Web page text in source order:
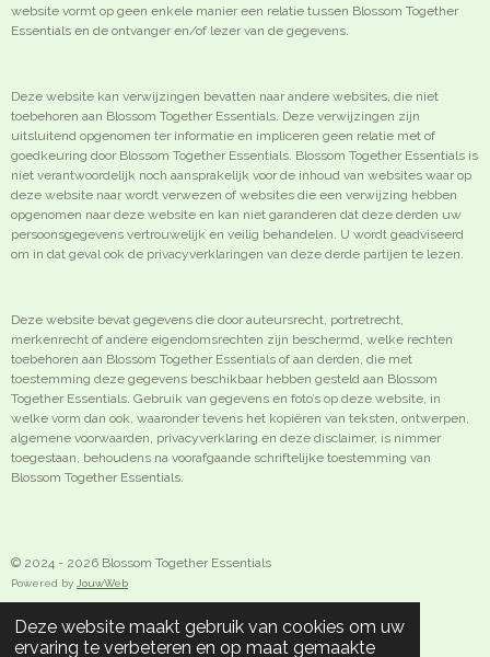
Deze website maakt gebruik van cookies om uw
ervaring te verbeteren en op maat gemaakte
website vormt op geen enkele manier een relatie tussen Blossom Together
Essentials en de ontvanger en/of lezer van de gegevens.
Deze website kan verwijzingen bevatten naar andere websites, die niet
toebehoren aan Blossom Together Essentials. Deze verwijzingen zijn
uitsluitend opgenomen ter informatie en impliceren geen relatie met of
goedkeuring door Blossom Together Essentials. Blossom Together Essentials is
niet verantwoordelijk noch aansprakelijk voor de inhoud van websites waar op
deze website naar wordt verwezen of websites die een verwijzing hebben
opgenomen naar deze website en kan niet garanderen dat deze derden uw
persoonsgegevens vertrouwelijk en veilig behandelen. U wordt geadviseerd
om in dat geval ook de privacyverklaringen van deze derde partijen te lezen.
Deze website bevat gegevens die door auteursrecht, portretrecht,
merkenrecht of andere eigendomsrechten zijn beschermd, welke rechten
toebehoren aan Blossom Together Essentials of aan derden, die met
toestemming deze gegevens beschikbaar hebben gesteld aan Blossom
Together Essentials. Gebruik van gegevens en foto’s op deze website, in
welke vorm dan ook, waaronder tevens het kopiëren van teksten, ontwerpen,
algemene voorwaarden, privacyverklaring en deze disclaimer, is nimmer
toegestaan, behoudens na voorafgaande schriftelijke toestemming van
Blossom Together Essentials.
© 2024 - 2026 Blossom Together Essentials
Powered by JouwWeb